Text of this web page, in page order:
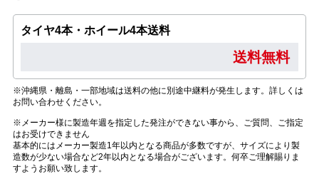
タイヤ4本・ホイール4本送料
送料無料
※沖縄県・離島・一部地域は送料の他に別途中継料が発生します。詳しくは
お問い合わせください。
※メーカー様に製造年週を指定した発注ができない事から、ご質問、ご指定
はお受けできません
基本的にはメーカー製造1年以内となる商品が多数ですが、サイズにより製
造数が少ない場合など2年以内となる場合がございます。何卒ご理解賜りま
すようお願い致します。